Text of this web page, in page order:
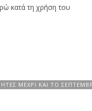
κατά τη χρήση του
ΜΈΧΡΙ ΚΑΙ ΤΟ